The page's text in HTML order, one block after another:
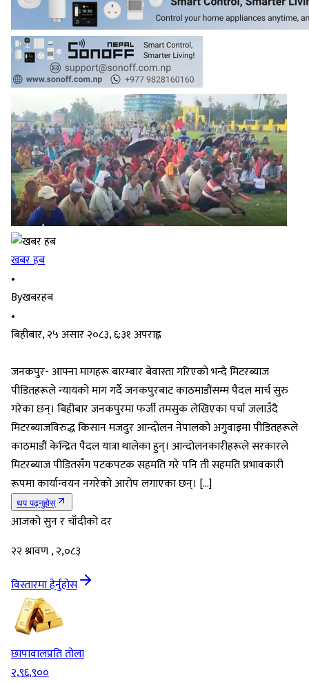
खबर हब
•
Byखबरहब
•
बिहीबार, २५ असार २०८३, ६:३१ अपराह्न
जनकपुर- आफ्ना मागहरू बारम्बार बेवास्ता गरिएको भन्दै मिटरब्याज
पीडितहरूले न्यायको माग गर्दै जनकपुरबाट काठमाडौंसम्म पैदल मार्च सुरु
गरेका छन्। बिहीबार जनकपुरमा फर्जी तमसुक लेखिएका पर्चा जलाउँदै
मिटरब्याजविरुद्ध किसान मजदुर आन्दोलन नेपालको अगुवाइमा पीडितहरूले
काठमाडौं केन्द्रित पैदल यात्रा थालेका हुन्। आन्दोलनकारीहरूले सरकारले
मिटरब्याज पीडितसँग पटकपटक सहमति गरे पनि ती सहमति प्रभावकारी
रूपमा कार्यान्वयन नगरेको आरोप लगाएका छन्। […]
थप पढ्नुहोस्
आजको सुन र चाँदीको दर
२२ श्रावण , २,०८३
विस्तारमा हेर्नुहोस
छापावालप्रति तोला
२,९६,९००